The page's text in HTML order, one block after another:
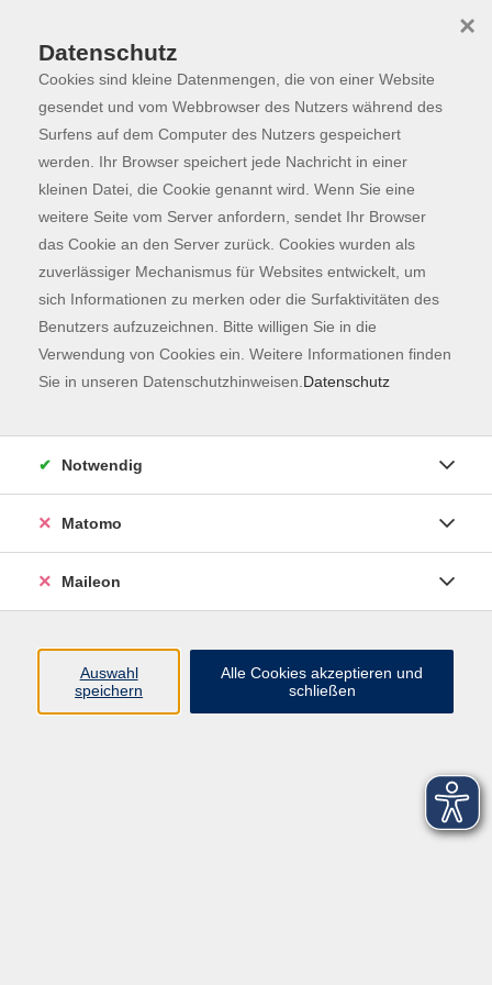
Skip to main content
Programm
Der Kurs konnte nicht gefunden werden.
Kontaktformular
Impressum
AGB
Datenschutzerklärung
Datenschutz
Cookies sind kleine Datenmengen, die von einer Website
gesendet und vom Webbrowser des Nutzers während des
Surfens auf dem Computer des Nutzers gespeichert
werden. Ihr Browser speichert jede Nachricht in einer
kleinen Datei, die Cookie genannt wird. Wenn Sie eine
weitere Seite vom Server anfordern, sendet Ihr Browser
das Cookie an den Server zurück. Cookies wurden als
zuverlässiger Mechanismus für Websites entwickelt, um
sich Informationen zu merken oder die Surfaktivitäten des
Benutzers aufzuzeichnen. Bitte willigen Sie in die
Verwendung von Cookies ein. Weitere Informationen finden
Sie in unseren Datenschutzhinweisen. Datenschutz
×
Notwendig
Matomo
Maileon
Auswahl
speichern
Alle Cookies akzeptieren und
schließen